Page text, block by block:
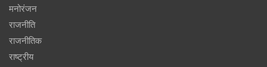
मनोरंजन
राजनीति
राजनीतिक
राष्ट्रीय